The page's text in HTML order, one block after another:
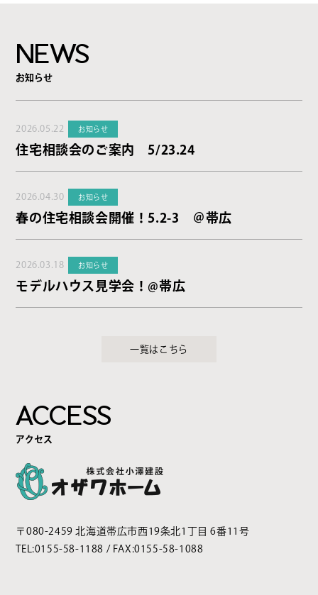
NEWS
お知らせ
2026.05.22 お知らせ
住宅相談会のご案内 5/23.24
2026.04.30 お知らせ
春の住宅相談会開催！5.2-3 ＠帯広
2026.03.18 お知らせ
モデルハウス見学会！@帯広
一覧はこちら
ACCESS
アクセス
〒080-2459 北海道帯広市西19条北1丁目 6番11号
TEL:0155-58-1188 / FAX:0155-58-1088